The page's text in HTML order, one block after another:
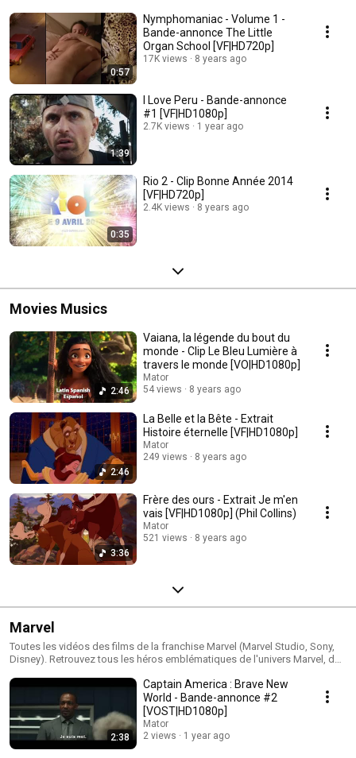
0:57
Nymphomaniac - Volume 1 -
Bande-annonce The Little
Organ School [VF|HD720p]
17K views 8 years ago
1:39
I Love Peru - Bande-annonce
#1 [VF|HD1080p]
2.7K views 1 year ago
0:35
Rio 2 - Clip Bonne Année 2014
[VF|HD720p]
2.4K views 8 years ago
Movies Musics
2:46
Vaiana, la légende du bout du
monde - Clip Le Bleu Lumière à
travers le monde [VO|HD1080p]
Mator
54 views
8 years ago
2:46
La Belle et la Bête - Extrait
Histoire éternelle [VF|HD1080p]
Mator
249 views
8 years ago
3:36
Frère des ours - Extrait Je m'en
vais [VF|HD1080p] (Phil Collins)
Mator
521 views
8 years ago
Marvel
Toutes les vidéos des films de la franchise Marvel (Marvel Studio, Sony,
Disney). Retrouvez tous les héros emblématiques de l'univers Marvel, des
2:38
Captain America : Brave New
World - Bande-annonce #2
[VOST|HD1080p]
Mator
2 views
1 year ago